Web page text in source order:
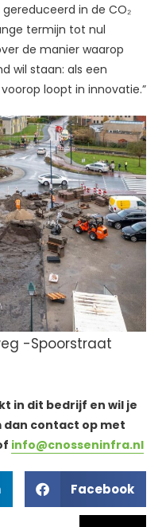
in de CO₂
termijn tot nul
de manier waarop
wil staan: als een
loopt in innovatie.”
-Spoorstraat
in dit bedrijf en wil je
dan contact op met
info@cnosseninfra.nl
Facebook